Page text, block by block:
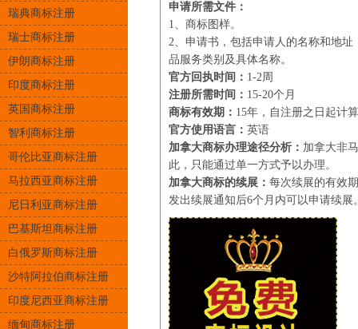
瑞典商标注册
瑞士商标注册
伊朗商标注册
印度商标注册
英国商标注册
智利商标注册
哥伦比亚商标注册
马拉西亚商标注册
尼日利亚商标注册
巴基斯坦商标注册
白俄罗斯商标注册
沙特阿拉伯商标注册
印度尼西亚商标注册
缅甸商标注册
申请所需文件：
1、商标图样。
2、申请书，包括申请人的名称和地址
品服务类别及具体名称。
官方回执时间： 1-2周
注册所需时间： 15-20个月
商标有效期： 15年，自注册之日起计
官方使用语言： 英语
加拿大商标办理途径分析： 加拿大非
此，只能通过单一方式予以办理。
加拿大商标的续展： 每次续展的有效
发出续展通知后6个月内可以申请续展